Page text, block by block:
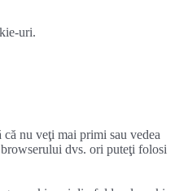
uri.
nu veţi mai primi sau vedea
dvs. ori puteţi folosi